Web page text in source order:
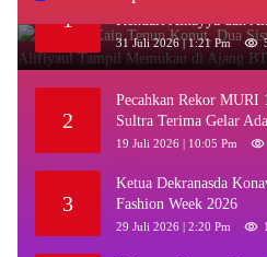
1
Kendari Ainayya dan
Ajang BTN Indonesia
31 Juli 2026 | 1:21 Pm
2
Pecahkan Rekor MURI
Sultra Terima Gelar
Bersinergi
19 Juli 2026 | 10:05 Pm
3
Ketua Dekranasda
Fashion Week 2026
29 Juli 2026 | 2:20 Pm